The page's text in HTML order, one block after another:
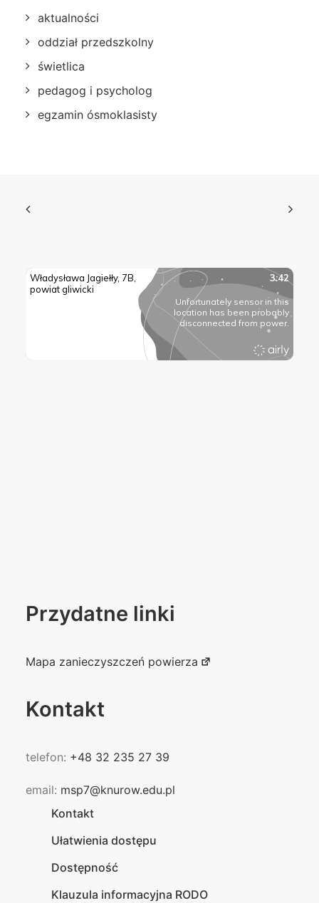
aktualności
oddział przedszkolny
świetlica
pedagog i psycholog
egzamin ósmoklasisty
Przydatne linki
Mapa zanieczyszczeń powierza
Kontakt
telefon: +48 32 235 27 39
email: msp7@knurow.edu.pl
Kontakt
Ułatwienia dostępu
Dostępność
Klauzula informacyjna RODO